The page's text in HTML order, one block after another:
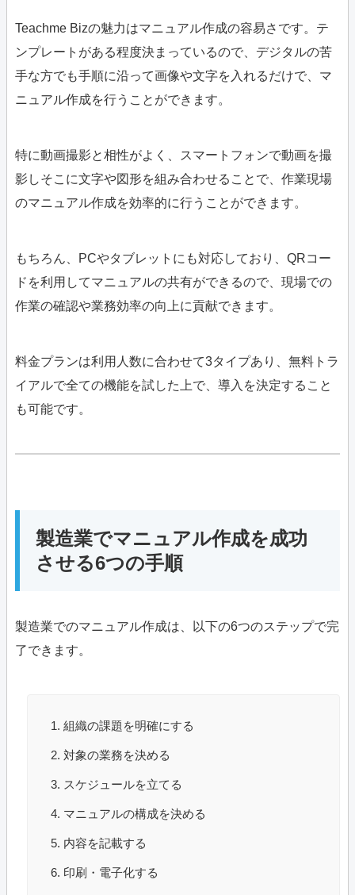
Teachme Bizの魅力はマニュアル作成の容易さです。テ
ンプレートがある程度決まっているので、デジタルの苦
手な方でも手順に沿って画像や文字を入れるだけで、マ
ニュアル作成を行うことができます。
特に動画撮影と相性がよく、スマートフォンで動画を撮
影しそこに文字や図形を組み合わせることで、作業現場
のマニュアル作成を効率的に行うことができます。
もちろん、PCやタブレットにも対応しており、QRコー
ドを利用してマニュアルの共有ができるので、現場での
作業の確認や業務効率の向上に貢献できます。
料金プランは利用人数に合わせて3タイプあり、無料トラ
イアルで全ての機能を試した上で、導入を決定すること
も可能です。
製造業でマニュアル作成を成功
させる6つの手順
製造業でのマニュアル作成は、以下の6つのステップで完
了できます。
組織の課題を明確にする
対象の業務を決める
スケジュールを立てる
マニュアルの構成を決める
内容を記載する
印刷・電子化する